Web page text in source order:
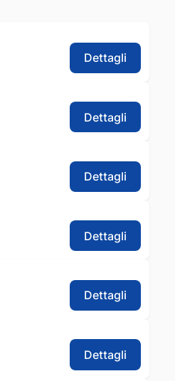
Dettagli
Dettagli
Dettagli
Dettagli
Dettagli
Dettagli